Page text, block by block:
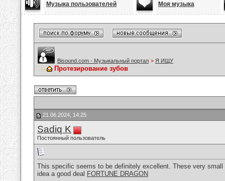
Музыка пользователей Моя музыка
Bisound.com - Музыкальный портал > Я ИЩУ
Протезирование зубов
21.06.2024, 14:25
Sadiq K
Постоянный пользователь
This specific seems to be definitely excellent. These very
idea a good deal FORTUNE DRAGON